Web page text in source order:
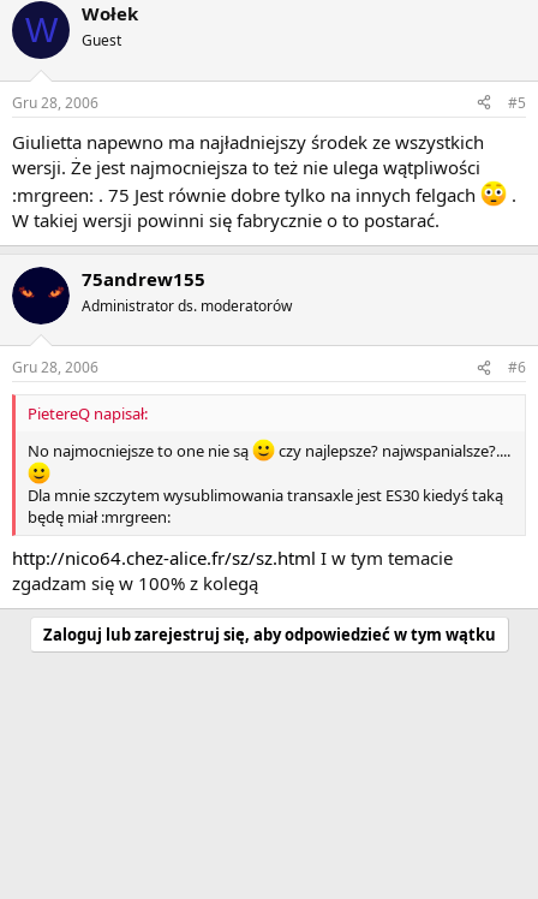
W Wołek
Guest
Gru 28, 2006 #5
Giulietta napewno ma najładniejszy środek ze wszystkich
wersji. Że jest najmocniejsza to też nie ulega wątpliwości
:mrgreen: . 75 Jest równie dobre tylko na innych felgach
.
W takiej wersji powinni się fabrycznie o to postarać.
75andrew155
Administrator ds. moderatorów
Gru 28, 2006 #6
PietereQ napisał:
No najmocniejsze to one nie są
czy najlepsze? najwspanialsze?....
Dla mnie szczytem wysublimowania transaxle jest ES30 kiedyś taką
będę miał :mrgreen:
http://nico64.chez-alice.fr/sz/sz.html I w tym temacie
zgadzam się w 100% z kolegą
Zaloguj lub zarejestruj się, aby odpowiedzieć w tym wątku